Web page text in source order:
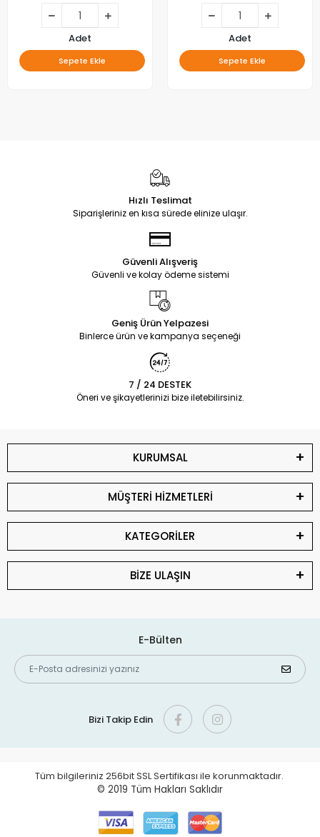
Adet
Sepete Ekle
Adet
Sepete Ekle
Hızlı Teslimat
Siparişleriniz en kısa sürede elinize ulaşır.
Güvenli Alışveriş
Güvenli ve kolay ödeme sistemi
Geniş Ürün Yelpazesi
Binlerce ürün ve kampanya seçeneği
7 / 24 DESTEK
Öneri ve şikayetlerinizi bize iletebilirsiniz.
KURUMSAL
MÜŞTERİ HİZMETLERİ
KATEGORİLER
BİZE ULAŞIN
E-Bülten
Bizi Takip Edin
Tüm bilgileriniz 256bit SSL Sertifikası ile korunmaktadır.
© 2019 Tüm Hakları Saklıdır